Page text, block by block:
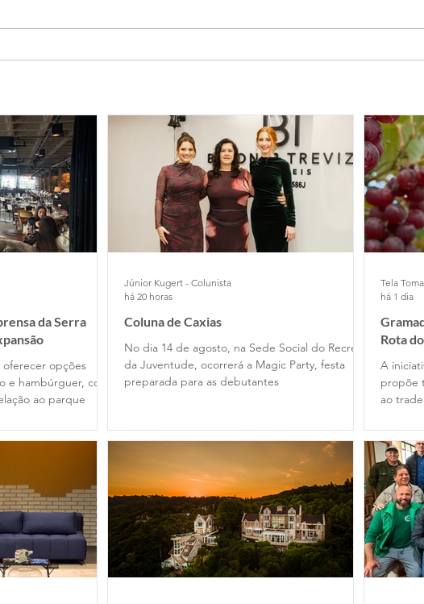
da Serra
opções
e hambúrguer, com
ao parque
Coluna de Caxias
No dia 14 de agosto, na Sede Social do Recreio
da Juventude, ocorrerá a Magic Party, festa
preparada para as debutantes
Júnior Kugert - Colunista
há 20 horas
Rota
A
propõe
ao
Tela
há 1 dia